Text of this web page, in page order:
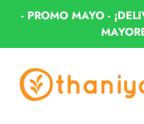
al
contenido
- PROMO MAYO -